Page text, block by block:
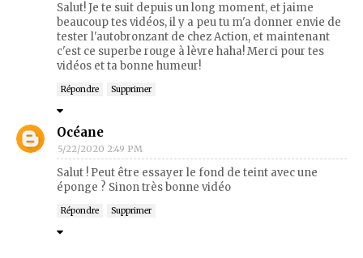
Salut! Je te suit depuis un long moment, et jaime
beaucoup tes vidéos, il y a peu tu m'a donner envie de
tester l'autobronzant de chez Action, et maintenant
c'est ce superbe rouge à lèvre haha! Merci pour tes
vidéos et ta bonne humeur!
Répondre Supprimer
Océane
5/22/2020 2:49 PM
Salut ! Peut être essayer le fond de teint avec une
éponge ? Sinon très bonne vidéo
Répondre Supprimer